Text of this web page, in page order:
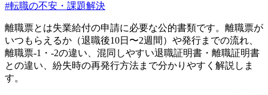
#転職の不安・課題解決
離職票とは失業給付の申請に必要な公的書類です。離職票が
いつもらえるか（退職後10日〜2週間）や発行までの流れ、
離職票-1・-2の違い、混同しやすい退職証明書・離職証明書
との違い、紛失時の再発行方法まで分かりやすく解説しま
す。